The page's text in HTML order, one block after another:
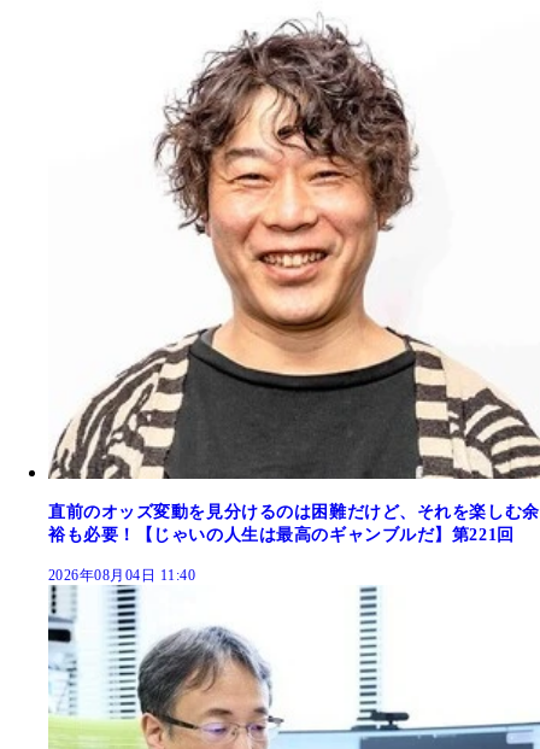
直前のオッズ変動を見分けるのは困難だけど、それを楽しむ余
裕も必要！【じゃいの人生は最高のギャンブルだ】第221回
2026年08月04日 11:40